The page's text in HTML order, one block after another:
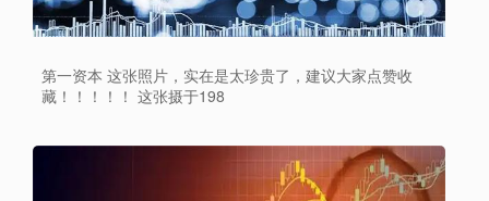
第一资本 这张照片，实在是太珍贵了，建议大家点赞收
藏！！！！！ 这张摄于198